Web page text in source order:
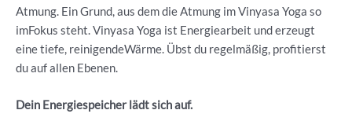
Atmung. Ein Grund, aus dem die Atmung im Vinyasa Yoga so
imFokus steht. Vinyasa Yoga ist Energiearbeit und erzeugt
eine tiefe, reinigendeWärme. Übst du regelmäßig, profitierst
du auf allen Ebenen.
Dein Energiespeicher lädt sich auf.